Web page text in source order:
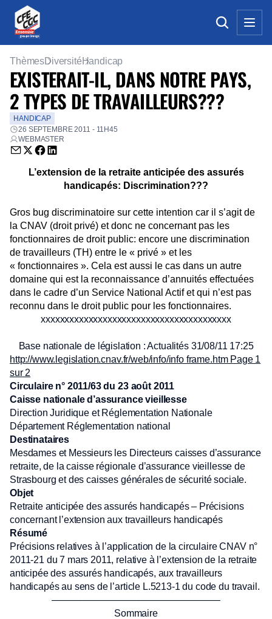
ThèmesDiversité Handicap
EXISTERAIT-IL, DANS NOTRE PAYS,
2 TYPES DE TRAVAILLEURS???
HANDICAP
26 SEPTEMBRE 2011 - 11H45
WEBMASTER
Envoyer par email (nouvelle fenêtre)
Partager sur Twitter (nouvelle fenêtre)
Partager sur Facebook (nouvelle fenêtre)
Partager sur LinkedIn (nouvelle fenêtre)
L’extension de la retraite anticipée des assurés
handicapés: Discrimination???
Gros bug discriminatoire sur cette intention car il s’agit de
la CNAV (droit privé) et donc ne concernant pas les
fonctionnaires de droit public: encore une discrimination
de travailleurs (TH) entre le « privé » et les
« fonctionnaires ». Cela est aussi le cas dans un autre
domaine qui est la reconnaissance d’annuités effectuées
dans le cadre d’un Service National Actif et qui n’est pas
reconnu dans le droit public pour les fonctionnaires.
xxxxxxxxxxxxxxxxxxxxxxxxxxxxxxxxxxxxxxxx
Base nationale de législation : Actualités 31/08/11 17:25
http://www.legislation.cnav.fr/web/info/info frame.htm Page 1
sur 2
Circulaire n° 2011/63 du 23 août 2011
Caisse nationale d’assurance vieillesse
Direction Juridique et Réglementation Nationale
Département Réglementation national
Destinataires
Mesdames et Messieurs les Directeurs caisses d’assurance
retraite, de la caisse régionale d’assurance vieillesse de
Strasbourg et des caisses générales de sécurité sociale.
Objet
Retraite anticipée des assurés handicapés – Précisions
concernant l’extension aux travailleurs handicapés
Résumé
Précisions relatives à l’application de la circulaire CNAV n°
2011-21 du 7 mars 2011, relative à l’extension de la retraite
anticipée des assurés handicapés, aux travailleurs
handicapés au sens de l’article L.5213-1 du code du travail.
—————————————————–
Sommaire